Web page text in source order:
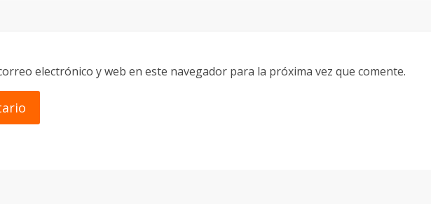
electrónico y web en este navegador para la próxima vez que comente.